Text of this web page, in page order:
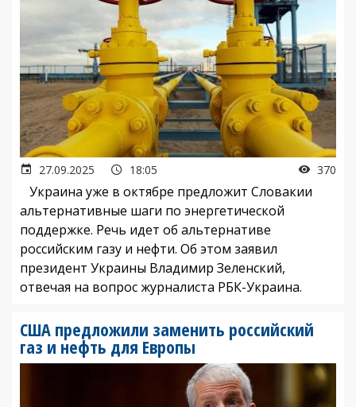
27.09.2025 18:05 370
Украина уже в октябре предложит Словакии
альтернативные шаги по энергетической
поддержке. Речь идет об альтернативе
российским газу и нефти. Об этом заявил
президент Украины Владимир Зеленский,
отвечая на вопрос журналиста РБК-Украина.
США предложили заменить российский
газ и нефть для Европы